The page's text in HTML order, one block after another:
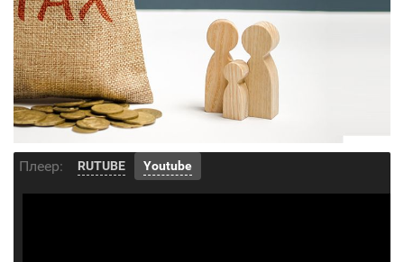
Плеер: RUTUBE Youtube